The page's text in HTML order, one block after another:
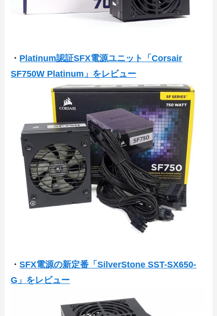
・ Platinum認証SFX電源ユニット「Corsair
SF750W Platinum」をレビュー
・SFX電源の新定番「SilverStone SST-SX650-
G」をレビュー